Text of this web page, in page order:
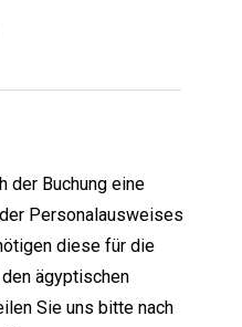
der Buchung eine
Personalausweises
diese für die
ägyptischen
Sie uns bitte nach